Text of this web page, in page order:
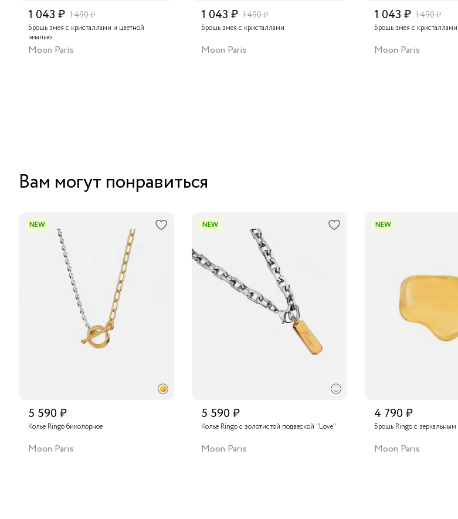
1 043 ₽ 1 490 ₽
Брошь змея с кристаллами и цветной
эмалью
Moon Paris
1 043 ₽ 1 490 ₽
Брошь змея с кристаллами
Moon Paris
1 043 ₽ 1 490 ₽
Брошь змея с кристаллами
Moon Paris
Вам могут понравиться
NEW
5 590 ₽
Колье Ringo биколорное
Moon Paris
NEW
5 590 ₽
Колье Ringo с золотистой подвеской "Love"
Moon Paris
NEW
4 790 ₽
Брошь Ringo с зеркальным
Moon Paris